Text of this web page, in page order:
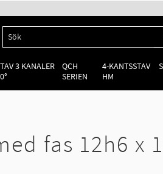
3 KANALER
QCH
SERIEN
4-KANTSSTAV
HM
fas 12h6 x